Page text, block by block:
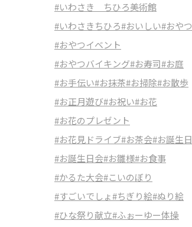
#いわさき ちひろ美術館
#いわさきちひろ#おいしい#おやつ
#おやつイベント
#おやつバイキング#お寿司#お庭
#お手伝い#お抹茶#お掃除#お散歩
#お正月遊び#お祝い#お花
#お花のプレゼント
#お花見ドライブ#お茶会#お誕生日
#お誕生日会#お雛様#お食事
#かるた大会#こいのぼり
#すごいでしょ#ちぎり絵#ぬり絵
#ひな祭り献立#ふぉーゆー体操